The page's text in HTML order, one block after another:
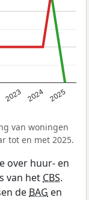
2023 2024 2025
van woningen
tot en met 2025.
over huur- en
van het CBS.
de BAG en